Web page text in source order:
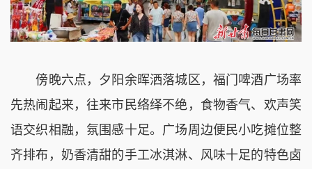
傍晚六点，夕阳余晖洒落城区，福门啤酒广场率
先热闹起来，往来市民络绎不绝，食物香气、欢声笑
语交织相融，氛围感十足。广场周边便民小吃摊位整
齐排布，奶香清甜的手工冰淇淋、风味十足的特色卤